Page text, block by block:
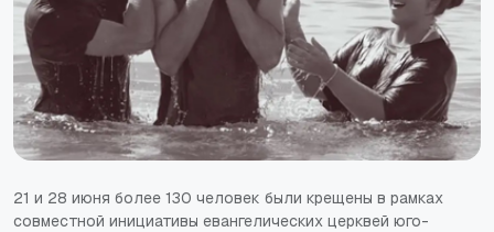
21 и 28 июня более 130 человек были крещены в рамках
совместной инициативы евангелических церквей юго-